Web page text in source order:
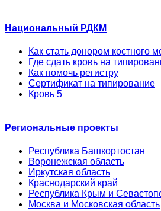
Национальный РДКМ
Как стать донором костного
Где сдать кровь на
Как помочь регистру
Сертификат на типирование
Кровь 5
Региональные проекты
Республика Башкортостан
Воронежская область
Иркутская область
Краснодарский край
Республика Крым и
Москва и Московская область